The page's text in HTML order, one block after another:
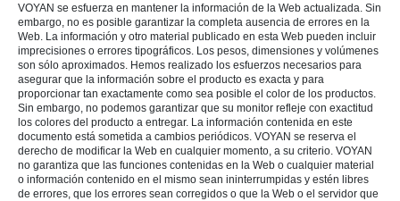
VOYAN se esfuerza en mantener la información de la Web actualizada. Sin
embargo, no es posible garantizar la completa ausencia de errores en la
Web. La información y otro material publicado en esta Web pueden incluir
imprecisiones o errores tipográficos. Los pesos, dimensiones y volúmenes
son sólo aproximados. Hemos realizado los esfuerzos necesarios para
asegurar que la información sobre el producto es exacta y para
proporcionar tan exactamente como sea posible el color de los productos.
Sin embargo, no podemos garantizar que su monitor refleje con exactitud
los colores del producto a entregar. La información contenida en este
documento está sometida a cambios periódicos. VOYAN se reserva el
derecho de modificar la Web en cualquier momento, a su criterio. VOYAN
no garantiza que las funciones contenidas en la Web o cualquier material
o información contenido en el mismo sean ininterrumpidas y estén libres
de errores, que los errores sean corregidos o que la Web o el servidor que